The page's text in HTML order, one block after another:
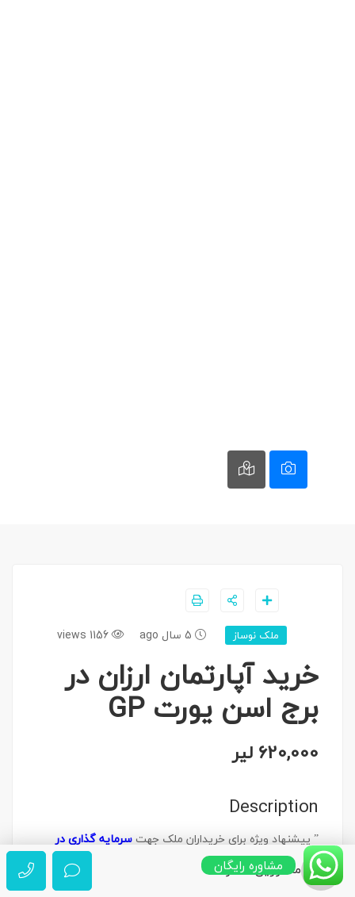
ملک نوساز 5 سال ago 1156 views
خرید آپارتمان ارزان در
برج اسن یورت GP
620,000 لیر
Description
” پیشنهاد ویژه برای خریداران ملک جهتسرمایه گذاری در
ترکیه“
مشاورین شاتو
مشاوره رایگان